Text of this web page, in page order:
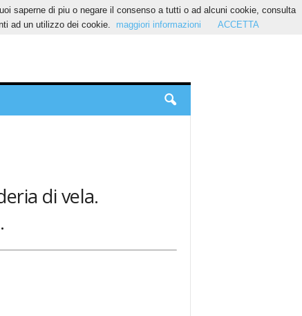
di vela.
saperne di piu o negare il consenso a tutti o ad alcuni cookie, consulta
ad un utilizzo dei cookie.
maggiori informazioni ACCETTA